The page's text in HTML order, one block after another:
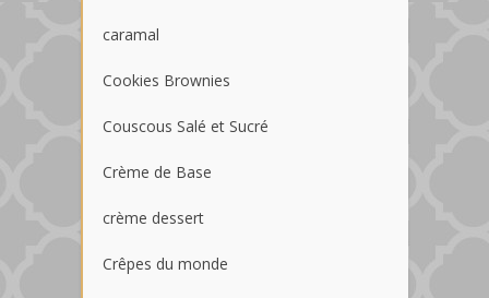
caramal
Cookies Brownies
Couscous Salé et Sucré
Crème de Base
crème dessert
Crêpes du monde